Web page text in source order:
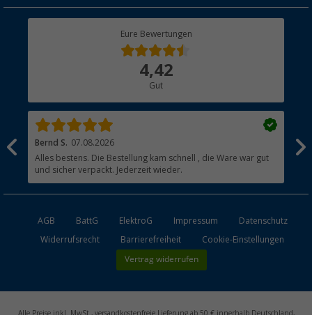
Rücksendung
Eure Bewertungen
4,42
Gut
Bernd S. 07.08.2026
Alles bestens. Die Bestellung kam schnell , die Ware war gut
und sicher verpackt. Jederzeit wieder.
AGB BattG ElektroG Impressum
Datenschutz
Widerrufsrecht
Barrierefreiheit Cookie-Einstellungen
Vertrag widerrufen
Alle Preise inkl. MwSt., versandkostenfreie Lieferung ab 50 € innerhalb Deutschland,